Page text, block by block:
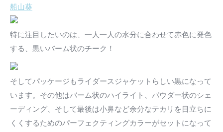
船山葵
特に注目したいのは、一人一人の水分に合わせて赤色に発色
する、黒いバーム状のチーク！
そしてパッケージもライダースジャケットらしい黒になって
います。その他はバーム状のハイライト、パウダー状のシェ
ーディング、そして最後は小鼻など余分なテカリを目立ちに
くくするためのパーフェクティングカラーがセットになって